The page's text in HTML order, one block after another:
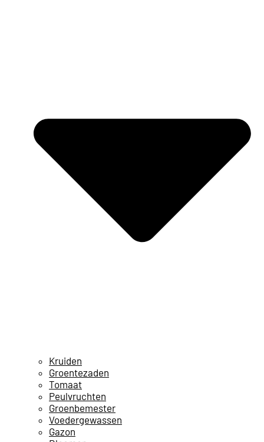
Kruiden
Groentezaden
Tomaat
Peulvruchten
Groenbemester
Voedergewassen
Gazon